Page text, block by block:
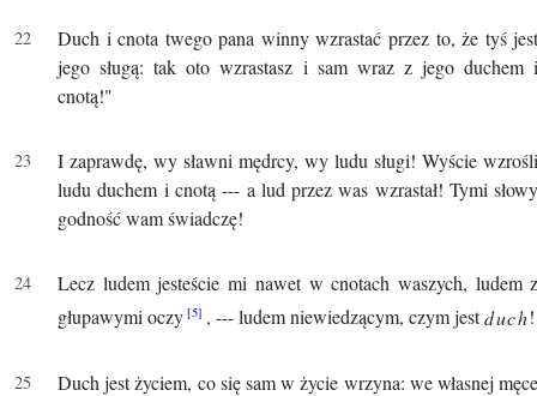
Duch i cnota twego pana winny wzrastać przez to, że tyś
jego sługą: tak oto wzrastasz i sam wraz z jego duchem
cnotą!"
I zaprawdę, wy sławni mędrcy, wy ludu sługi! Wyście
ludu duchem i cnotą --- a lud przez was wzrastał! Tymi
godność wam świadczę!
Lecz ludem jesteście mi nawet w cnotach waszych, ludem
głupawymi oczy
, --- ludem niewiedzącym, czym jestduch!
Duch jest życiem, co się sam w życie wrzyna: we własnej